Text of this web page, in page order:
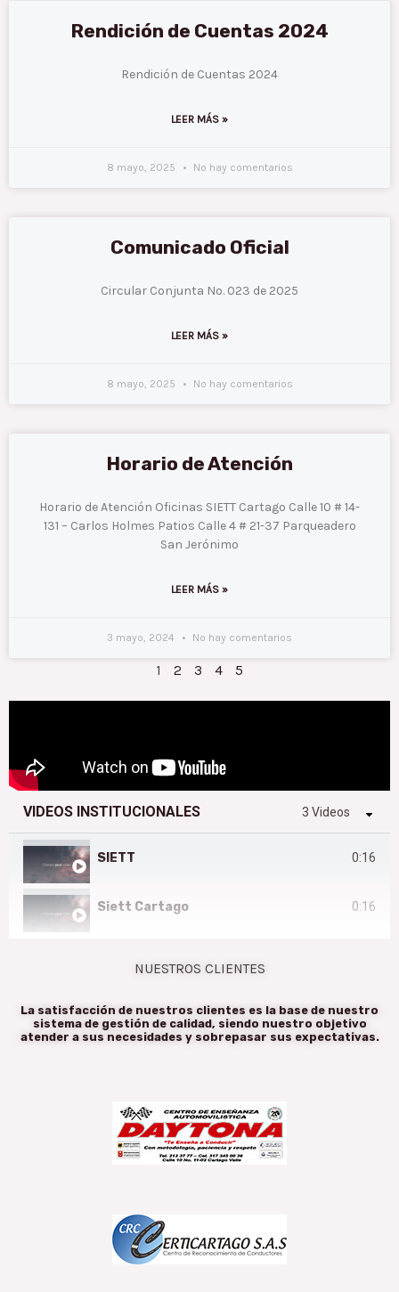
Rendición de Cuentas 2024
Rendición de Cuentas 2024
LEER MÁS »
8 mayo, 2025 No hay comentarios
Comunicado Oficial
Circular Conjunta No. 023 de 2025
LEER MÁS »
8 mayo, 2025 No hay comentarios
Horario de Atención
Horario de Atención Oficinas SIETT Cartago Calle 10 # 14-
131 – Carlos Holmes Patios Calle 4 # 21-37 Parqueadero
San Jerónimo
LEER MÁS »
3 mayo, 2024 No hay comentarios
a
1
a
2
a
3
a
4
a
5
VIDEOS INSTITUCIONALES 3 Videos
SIETT 0:16
Siett Cartago 0:16
NUESTROS CLIENTES
La satisfacción de nuestros clientes es la base de nuestro
sistema de gestión de calidad, siendo nuestro objetivo
atender a sus necesidades y sobrepasar sus expectativas.